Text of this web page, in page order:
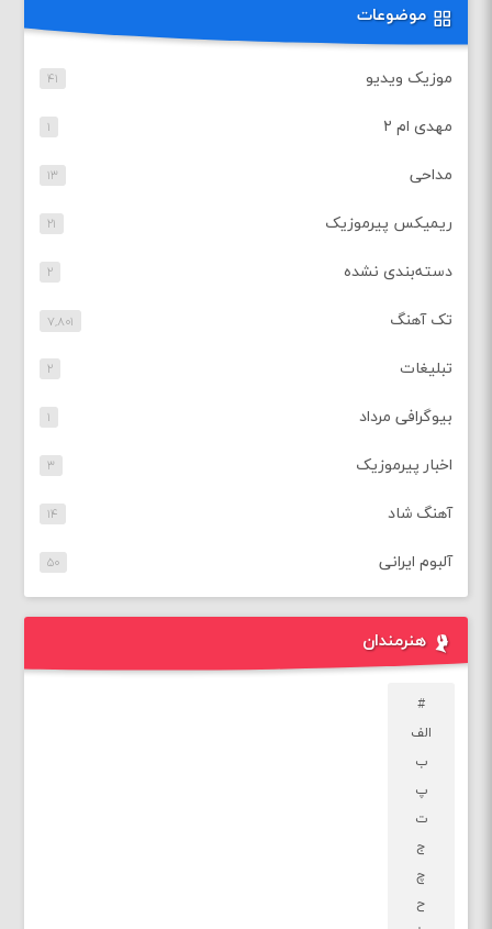
موضوعات
موزیک ویدیو ۴۱
مهدی ام ۲ ۱
مداحی ۱۳
ریمیکس پیرموزیک ۲۱
دسته‌بندی نشده ۲
تک آهنگ ۷,۸۰۱
تبلیغات ۲
بیوگرافی مرداد ۱
اخبار پیرموزیک ۳
آهنگ شاد ۱۴
آلبوم ایرانی ۵۰
هنرمندان
#
الف
ب
پ
ت
ج
چ
ح